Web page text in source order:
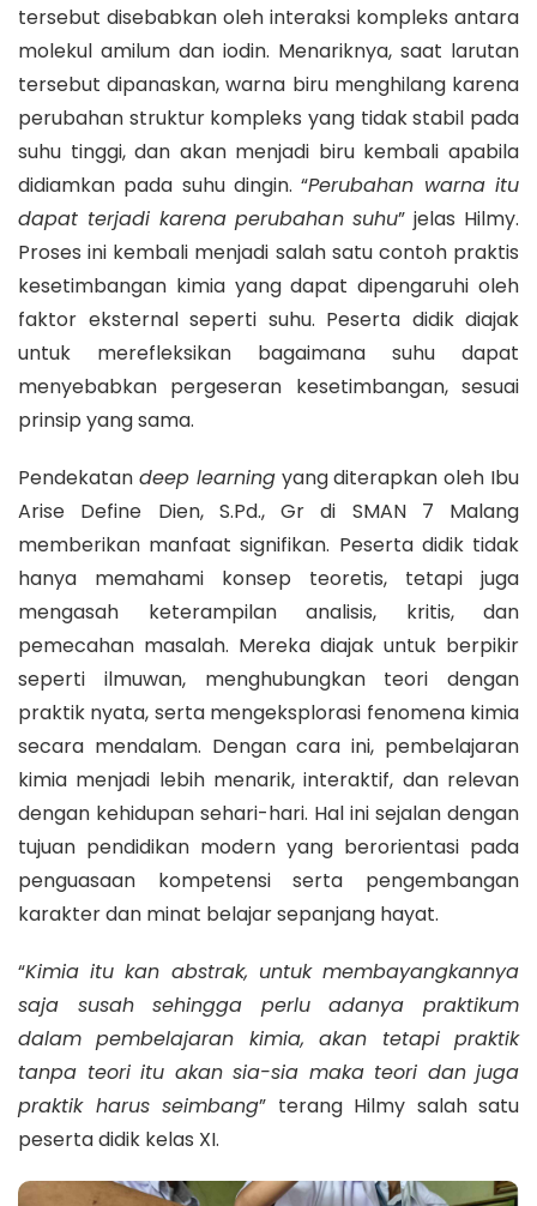
tersebut disebabkan oleh interaksi kompleks antara
molekul amilum dan iodin. Menariknya, saat larutan
tersebut dipanaskan, warna biru menghilang karena
perubahan struktur kompleks yang tidak stabil pada
suhu tinggi, dan akan menjadi biru kembali apabila
didiamkan pada suhu dingin. “Perubahan warna itu
dapat terjadi karena perubahan suhu” jelas Hilmy.
Proses ini kembali menjadi salah satu contoh praktis
kesetimbangan kimia yang dapat dipengaruhi oleh
faktor eksternal seperti suhu. Peserta didik diajak
untuk merefleksikan bagaimana suhu dapat
menyebabkan pergeseran kesetimbangan, sesuai
prinsip yang sama.
Pendekatan deep learningyang diterapkan oleh Ibu
Arise Define Dien, S.Pd., Gr di SMAN 7 Malang
memberikan manfaat signifikan. Peserta didik tidak
hanya memahami konsep teoretis, tetapi juga
mengasah keterampilan analisis, kritis, dan
pemecahan masalah. Mereka diajak untuk berpikir
seperti ilmuwan, menghubungkan teori dengan
praktik nyata, serta mengeksplorasi fenomena kimia
secara mendalam. Dengan cara ini, pembelajaran
kimia menjadi lebih menarik, interaktif, dan relevan
dengan kehidupan sehari-hari. Hal ini sejalan dengan
tujuan pendidikan modern yang berorientasi pada
penguasaan kompetensi serta pengembangan
karakter dan minat belajar sepanjang hayat.
“Kimia itu kan abstrak, untuk membayangkannya
saja susah sehingga perlu adanya praktikum
dalam pembelajaran kimia, akan tetapi praktik
tanpa teori itu akan sia-sia maka teori dan juga
praktik harus seimbang” terang Hilmy salah satu
peserta didik kelas XI.